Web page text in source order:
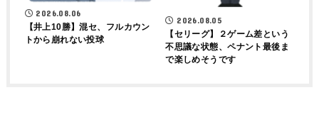
2026.08.06
【井上10勝】混セ、フルカウン
トから崩れない投球
2026.08.05
【セリーグ】２ゲーム差という
不思議な状態、ペナント最後ま
で楽しめそうです